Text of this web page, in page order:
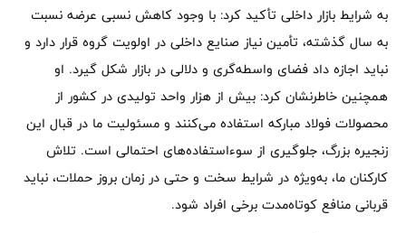
به شرایط بازار داخلی تأکید کرد: با وجود کاهش نسبی عرضه نسبت
به سال گذشته، تأمین نیاز صنایع داخلی در اولویت گروه قرار دارد و
نباید اجازه داد فضای واسطه‌گری و دلالی در بازار شکل گیرد. او
همچنین خاطرنشان کرد: بیش از هزار واحد تولیدی در کشور از
محصولات فولاد مبارکه استفاده می‌کنند و مسئولیت ما در قبال این
زنجیره بزرگ، جلوگیری از سوءاستفاده‌های احتمالی است. تلاش
کارکنان ما، به‌ویژه در شرایط سخت و حتی در زمان بروز حملات، نباید
قربانی منافع کوتاه‌مدت برخی افراد شود.